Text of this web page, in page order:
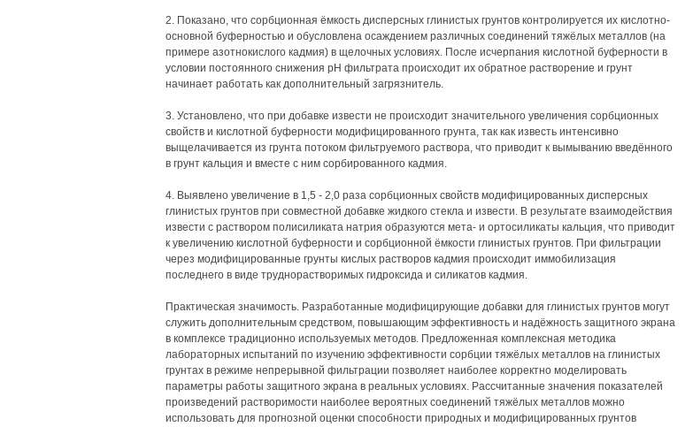
2. Показано, что сорбционная ёмкость дисперсных глинистых грунтов контролируется их кислотно-
основной буферностью и обусловлена осаждением различных соединений тяжёлых металлов (на
примере азотнокислого кадмия) в щелочных условиях. После исчерпания кислотной буферности в
условии постоянного снижения рН фильтрата происходит их обратное растворение и грунт
начинает работать как дополнительный загрязнитель.
3. Установлено, что при добавке извести не происходит значительного увеличения сорбционных
свойств и кислотной буферности модифицированного грунта, так как известь интенсивно
выщелачивается из грунта потоком фильтруемого раствора, что приводит к вымыванию введённого
в грунт кальция и вместе с ним сорбированного кадмия.
4. Выявлено увеличение в 1,5 - 2,0 раза сорбционных свойств модифицированных дисперсных
глинистых грунтов при совместной добавке жидкого стекла и извести. В результате взаимодействия
извести с раствором полисиликата натрия образуются мета- и ортосиликаты кальция, что приводит
к увеличению кислотной буферности и сорбционной ёмкости глинистых грунтов. При фильтрации
через модифицированные грунты кислых растворов кадмия происходит иммобилизация
последнего в виде труднорастворимых гидроксида и силикатов кадмия.
Практическая значимость. Разработанные модифицирующие добавки для глинистых грунтов могут
служить дополнительным средством, повышающим эффективность и надёжность защитного экрана
в комплексе традиционно используемых методов. Предложенная комплексная методика
лабораторных испытаний по изучению эффективности сорбции тяжёлых металлов на глинистых
грунтах в режиме непрерывной фильтрации позволяет наиболее корректно моделировать
параметры работы защитного экрана в реальных условиях. Рассчитанные значения показателей
произведений растворимости наиболее вероятных соединений тяжёлых металлов можно
использовать для прогнозной оценки способности природных и модифицированных грунтов